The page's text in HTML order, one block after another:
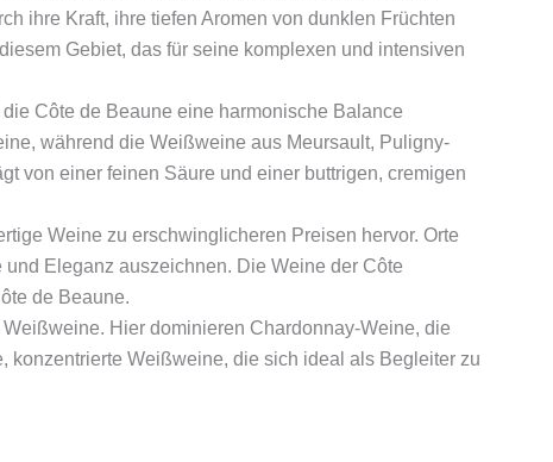
ihre Kraft, ihre tiefen Aromen von dunklen Früchten
Gebiet, das für seine komplexen und intensiven
Côte de Beaune eine harmonische Balance
während die Weißweine aus Meursault, Puligny-
von einer feinen Säure und einer buttrigen, cremigen
Weine zu erschwinglicheren Preisen hervor. Orte
Eleganz auszeichnen. Die Weine der Côte
de Beaune.
Hier dominieren Chardonnay-Weine, die
konzentrierte Weißweine, die sich ideal als Begleiter zu